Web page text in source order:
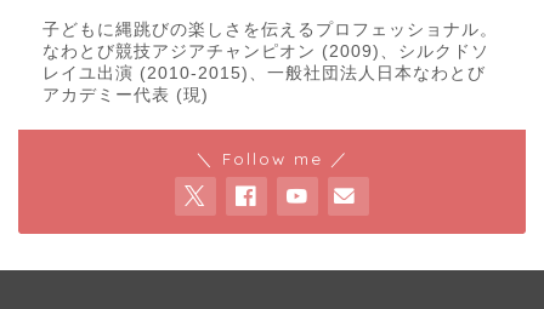
子どもに縄跳びの楽しさを伝えるプロフェッショナル。
なわとび競技アジアチャンピオン (2009)、シルクドソ
レイユ出演 (2010-2015)、一般社団法人日本なわとび
アカデミー代表 (現)
＼ Follow me ／